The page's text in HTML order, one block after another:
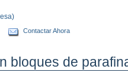
Contactar Ahora
bloques de